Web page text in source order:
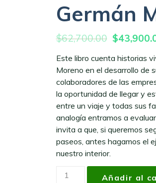
Germán
$62,700.00 El
original
era:
$
Este libro cuenta historias
Moreno en el desarrollo de
colaboradores de las
la oportunidad de llegar y
entre un viaje y todas sus
analogía entramos a
invita a que, si queremos
paseos, antes hagamos el
nuestro interior.
Libro
Añadir al